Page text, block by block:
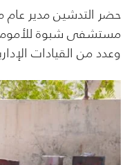
حضر التدشين مدير
مستشفى شبوة للأمومة
وعدد من القيادات